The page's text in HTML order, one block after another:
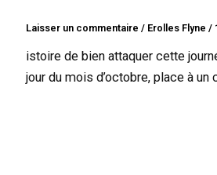
Laisser un commentaire / Erolles Flyne/
istoire de bien attaquer cette
jour du mois d’octobre, place à